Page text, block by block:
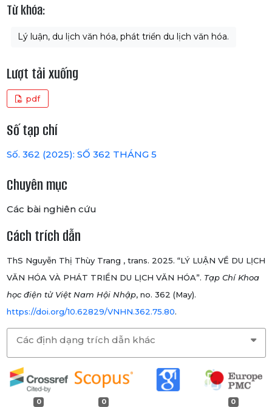
Từ khóa:
Lý luận, du lịch văn hóa, phát triển du lịch văn hóa.
Lượt tải xuống
pdf
Số tạp chí
Số. 362 (2025): SỐ 362 THÁNG 5
Chuyên mục
Các bài nghiên cứu
Cách trích dẫn
ThS Nguyễn Thị Thùy Trang , trans. 2025. “LÝ LUẬN VỀ DU LỊCH
VĂN HÓA VÀ PHÁT TRIỂN DU LỊCH VĂN HÓA”. Tạp Chí Khoa
học điện tử Việt Nam Hội Nhập, no. 362 (May).
https://doi.org/10.62829/VNHN.362.75.80.
Các định dạng trích dẫn khác
0 0 0